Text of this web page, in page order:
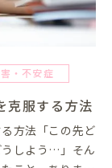
・不安症
克服する方法
方法「この先ど
しよう…」そん